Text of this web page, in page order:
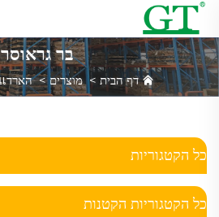
בר גראוסר
דף הבית >מוצרים>הארדแוור
כל הקטגוריות
כל הקטגוריות הקטנות